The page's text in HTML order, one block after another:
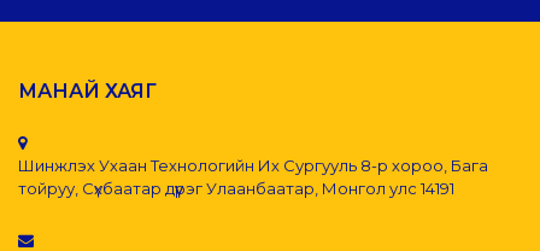
МАНАЙ ХАЯГ
Шинжлэх Ухаан Технологийн Их Сургууль 8-р хороо, Бага
тойруу, Сүхбаатар дүүрэг Улаанбаатар, Монгол улс 14191